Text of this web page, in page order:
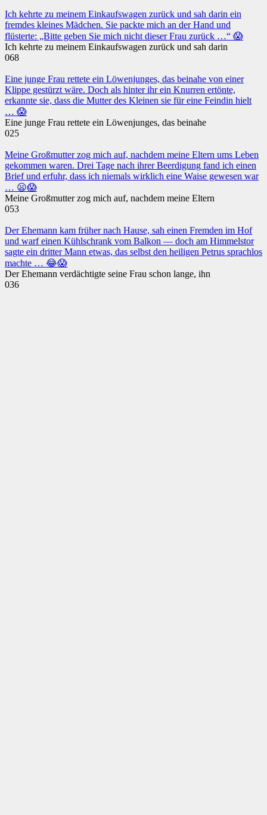
Ich kehrte zu meinem Einkaufswagen zurück und sah darin ein
fremdes kleines Mädchen. Sie packte mich an der Hand und
flüsterte: „Bitte geben Sie mich nicht dieser Frau zurück …“ 😱
Ich kehrte zu meinem Einkaufswagen zurück und sah darin
068
Eine junge Frau rettete ein Löwenjunges, das beinahe von einer
Klippe gestürzt wäre. Doch als hinter ihr ein Knurren ertönte,
erkannte sie, dass die Mutter des Kleinen sie für eine Feindin hielt
… 😱
Eine junge Frau rettete ein Löwenjunges, das beinahe
025
Meine Großmutter zog mich auf, nachdem meine Eltern ums Leben
gekommen waren. Drei Tage nach ihrer Beerdigung fand ich einen
Brief und erfuhr, dass ich niemals wirklich eine Waise gewesen war
… 😦😱
Meine Großmutter zog mich auf, nachdem meine Eltern
053
Der Ehemann kam früher nach Hause, sah einen Fremden im Hof
und warf einen Kühlschrank vom Balkon — doch am Himmelstor
sagte ein dritter Mann etwas, das selbst den heiligen Petrus sprachlos
machte … 😂😱
Der Ehemann verdächtigte seine Frau schon lange, ihn
036